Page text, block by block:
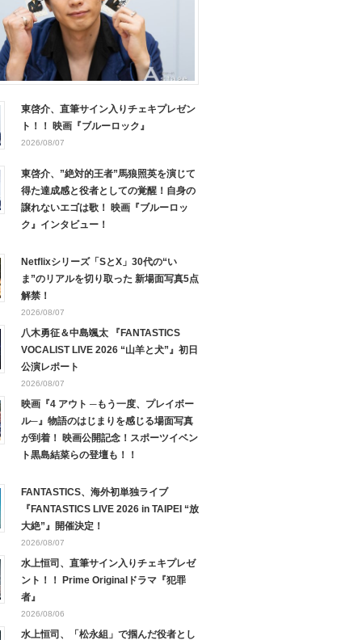
東啓介、直筆サイン入りチェキプレゼン
ト！！ 映画『ブルーロック』
2026/08/07
東啓介、”絶対的王者”馬狼照英を演じて
得た達成感と役者としての覚醒！自身の
譲れないエゴは歌！ 映画『ブルーロッ
ク』インタビュー！
Netflixシリーズ「SとX」30代の“い
ま”のリアルを切り取った 新場面写真5点
解禁！
2026/08/07
八木勇征＆中島颯太 『FANTASTICS
VOCALIST LIVE 2026 “山羊と犬”』初日
公演レポート
2026/08/07
映画『4 アウト ─もう一度、プレイボー
ル─』物語のはじまりを感じる場面写真
が到着！ 映画公開記念！スポーツイベン
ト黒島結菜らの登壇も！！
FANTASTICS、海外初単独ライブ
『FANTASTICS LIVE 2026 in TAIPEI “放
大絶”』開催決定！
2026/08/07
水上恒司、直筆サイン入りチェキプレゼ
ント！！ Prime Originalドラマ『犯罪
者』
2026/08/06
水上恒司、「松永組」で掴んだ役者とし